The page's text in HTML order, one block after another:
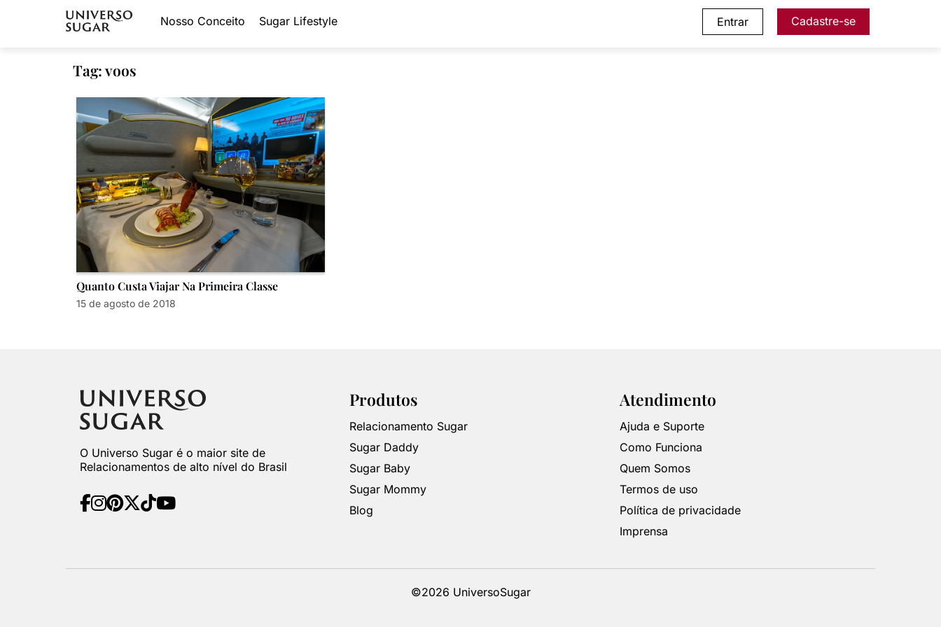
Nosso Conceito Sugar Lifestyle Entrar Cadastre-se
Tag: voos
Quanto Custa Viajar Na Primeira Classe
15 de agosto de 2018
O Universo Sugar é o maior site de
Relacionamentos de alto nível do Brasil
Produtos
Relacionamento Sugar
Sugar Daddy
Sugar Baby
Sugar Mommy
Blog
Atendimento
Ajuda e Suporte
Como Funciona
Quem Somos
Termos de uso
Política de privacidade
Imprensa
©2026 UniversoSugar